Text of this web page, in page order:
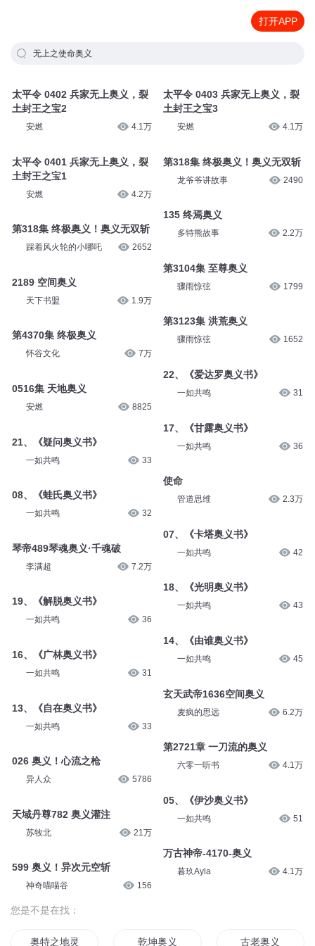
打开APP
无上之使命奥义
太平令 0402 兵家无上奥义，裂
土封王之宝2
安燃 4.1万
太平令 0401 兵家无上奥义，裂
土封王之宝1
安燃 4.2万
第318集 终极奥义！奥义无双斩
踩着风火轮的小哪吒 2652
2189 空间奥义
天下书盟 1.9万
第4370集 终极奥义
怀谷文化 7万
0516集 天地奥义
安燃 8825
21、《疑问奥义书》
一如共鸣 33
08、《蛙氏奥义书》
一如共鸣 32
琴帝489琴魂奥义·千魂破
李满超 7.2万
19、《解脱奥义书》
一如共鸣 36
16、《广林奥义书》
一如共鸣 31
13、《自在奥义书》
一如共鸣 33
026 奥义！心流之枪
异人众 5786
天域丹尊782 奥义灌注
苏牧北 21万
599 奥义！异次元空斩
神奇喵喵谷 156
太平令 0403 兵家无上奥义，裂
土封王之宝3
安燃 4.1万
第318集 终极奥义！奥义无双斩
龙爷爷讲故事 2490
135 终焉奥义
多特熊故事 2.2万
第3104集 至尊奥义
骤雨惊弦 1799
第3123集 洪荒奥义
骤雨惊弦 1652
22、《爱达罗奥义书》
一如共鸣 31
17、《甘露奥义书》
一如共鸣 36
使命
管道思维 2.3万
07、《卡塔奥义书》
一如共鸣 42
18、《光明奥义书》
一如共鸣 43
14、《由谁奥义书》
一如共鸣 45
玄天武帝1636空间奥义
麦疯的思远 6.2万
第2721章 一刀流的奥义
六零一听书 4.1万
05、《伊沙奥义书》
一如共鸣 51
万古神帝-4170-奥义
暮玖Ayla 4.1万
您是不是在找：
奥特之地灵使日记 乾坤奥义 古老奥义